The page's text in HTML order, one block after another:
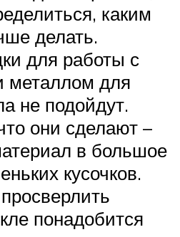
каким
делать.
для работы с
металлом для
не подойдут.
они сделают –
в большое
кусочков.
понадобится